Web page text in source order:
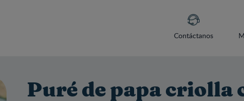
Contáctanos
Puré de papa criolla